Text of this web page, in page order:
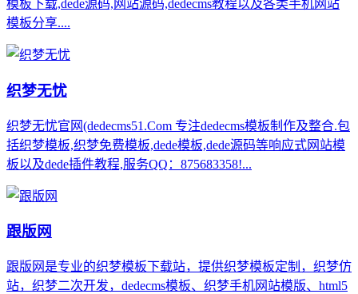
模板下载,dede源码,网站源码,dedecms教程以及各类手机网站
模板分享....
织梦无忧
织梦无忧官网(dedecms51.Com 专注dedecms模板制作及整合.包
括织梦模板,织梦免费模板,dede模板,dede源码等响应式网站模
板以及dede插件教程,服务QQ：875683358!...
跟版网
跟版网是专业的织梦模板下载站，提供织梦模板定制，织梦仿
站，织梦二次开发，dedecms模板、织梦手机网站模版、html5